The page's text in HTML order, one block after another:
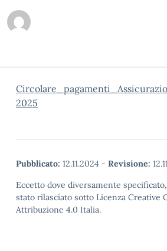
2025
Pubblicato: 12.11.2024 - Revisione:
Eccetto dove diversamente
stato rilasciato sotto Licenza Creative
Attribuzione 4.0 Italia.